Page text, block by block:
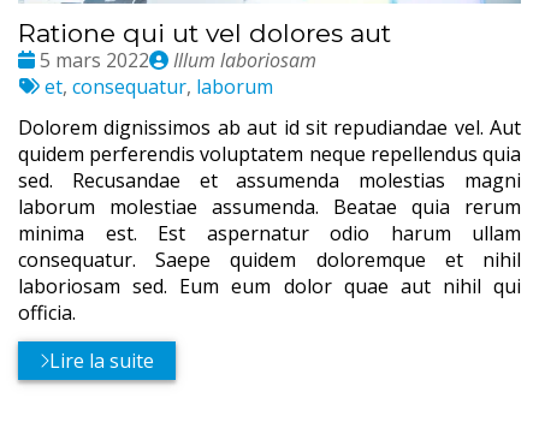
Ratione qui ut vel dolores aut
Date
:
5 mars 2022
Publié
par
Illum laboriosam
Tags
et, consequatur, laborum
Dolorem dignissimos ab aut id sit repudiandae vel. Aut
quidem perferendis voluptatem neque repellendus quia
sed. Recusandae et assumenda molestias magni
laborum molestiae assumenda. Beatae quia rerum
minima est. Est aspernatur odio harum ullam
consequatur. Saepe quidem doloremque et nihil
laboriosam sed. Eum eum dolor quae aut nihil qui
officia.
Lire la suite